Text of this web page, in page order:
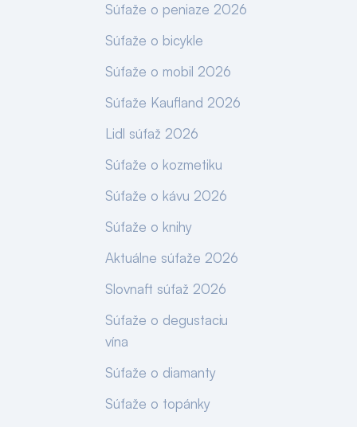
Súťaže o peniaze 2026
Súťaže o bicykle
Súťaže o mobil 2026
Súťaže Kaufland 2026
Lidl súťaž 2026
Súťaže o kozmetiku
Súťaže o kávu 2026
Súťaže o knihy
Aktuálne súťaže 2026
Slovnaft súťaž 2026
Súťaže o degustaciu
vína
Súťaže o diamanty
Súťaže o topánky